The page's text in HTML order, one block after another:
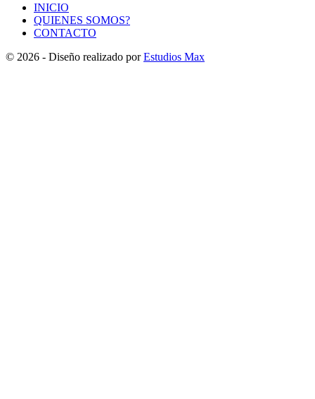
INICIO
QUIENES SOMOS?
CONTACTO
© 2026 - Diseño realizado porEstudios Max